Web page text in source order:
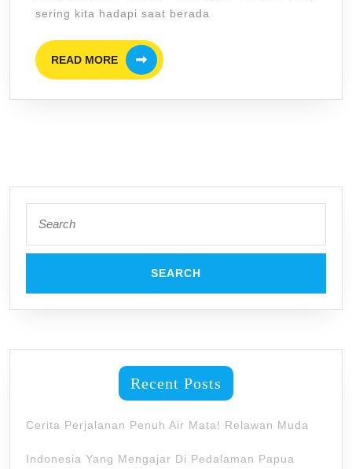
Di
Tempat
Asing
sering kita hadapi saat berada
READ MORE
READ
MORE
for:
Recent Posts
Cerita Perjalanan Penuh Air Mata! Relawan Muda
Indonesia Yang Mengajar Di Pedalaman Papua